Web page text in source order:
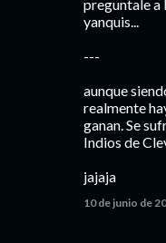
preguntale a
yanquis...
---
aunque
realmente
ganan. Se
Indios de
jajaja
10 de junio de